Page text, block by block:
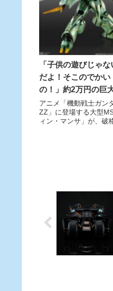
「子供の遊びじゃな
だよ！そこのでかい
の！」約2万円の巨
ダムMS食玩が限定登
「クィン・マンサ」
20cm×メタリックカ
アニメ「機動戦士ガン
ZZ」に登場する大型
ィン・マンサ」が、破